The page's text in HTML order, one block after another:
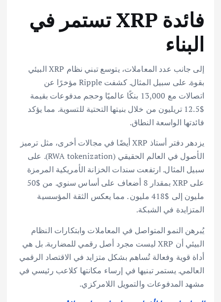
فائدة XRP تستمر في
البناء
إلى جانب عدد المعاملات، يتوسع تبني نظام XRP البيئي
بقوة. على سبيل المثال. كشفت Ripple مؤخرًا عن
اتصالات مع 13,000 بنكًا عالميًا وحجم مدفوعات بقيمة
$12.5 تريليون من خلال بنيتها التحتية للتسوية. مما يؤكد
فائدتها الواسعة النطاق.
يزدهر دفتر أستاذ XRP أيضًا في مجالات أخرى، مثل ترميز
الأصول في العالم الحقيقي (RWA tokenization). على
سبيل المثال. ارتفعت سندات الخزانة الأمريكية المرمزة
على XRP بمقدار 8 أضعاف على أساس سنوي. من $50
مليون إلى $418 مليون . مما يعكس الثقة المؤسسية
المتزايدة في الشبكة.
يُبرهن النمو المتواصل في المعاملات وابتكارات النظام
البيئي أن XRP ليست مجرد أصل رقمي للمضاربة. بل هي
أداة قوية وفعالة تُساهم بشكل متزايد في الاقتصاد الرقمي
العالمي. يستمر تبنيها في إرساء مكانتها كلاعب رئيسي في
مشهد المدفوعات والتمويل اللامركزي.